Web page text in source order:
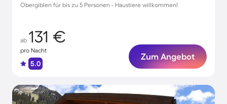
Obergiblen für bis zu 5 Personen - Haustiere willkommen!
ab 131 €
pro Nacht
5.0
Zum Angebot